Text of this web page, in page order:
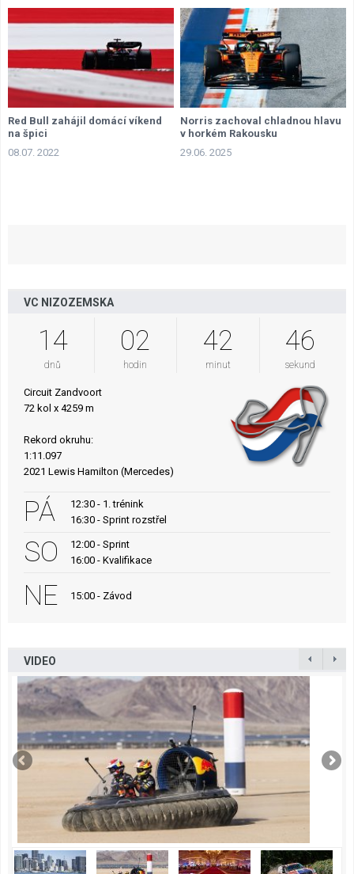
Red Bull zahájil domácí víkend
na špici
08.07. 2022
Norris zachoval chladnou hlavu
v horkém Rakousku
29.06. 2025
VC NIZOZEMSKA
14
dnů
02
hodin
42
minut
45
sekund
Circuit Zandvoort
72 kol x 4259 m
Rekord okruhu:
1:11.097
2021 Lewis Hamilton (Mercedes)
PÁ
12:30 - 1. trénink
16:30 - Sprint rozstřel
SO
12:00 - Sprint
16:00 - Kvalifikace
NE 15:00 - Závod
VIDEO